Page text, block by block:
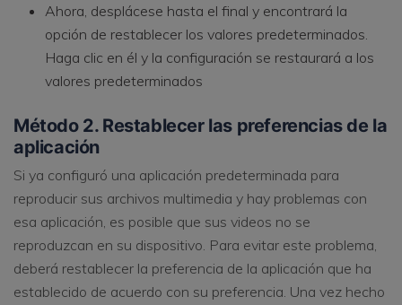
Ahora, desplácese hasta el final y encontrará la
opción de restablecer los valores predeterminados.
Haga clic en él y la configuración se restaurará a los
valores predeterminados
Método 2. Restablecer las preferencias de la
aplicación
Si ya configuró una aplicación predeterminada para
reproducir sus archivos multimedia y hay problemas con
esa aplicación, es posible que sus videos no se
reproduzcan en su dispositivo. Para evitar este problema,
deberá restablecer la preferencia de la aplicación que ha
establecido de acuerdo con su preferencia. Una vez hecho